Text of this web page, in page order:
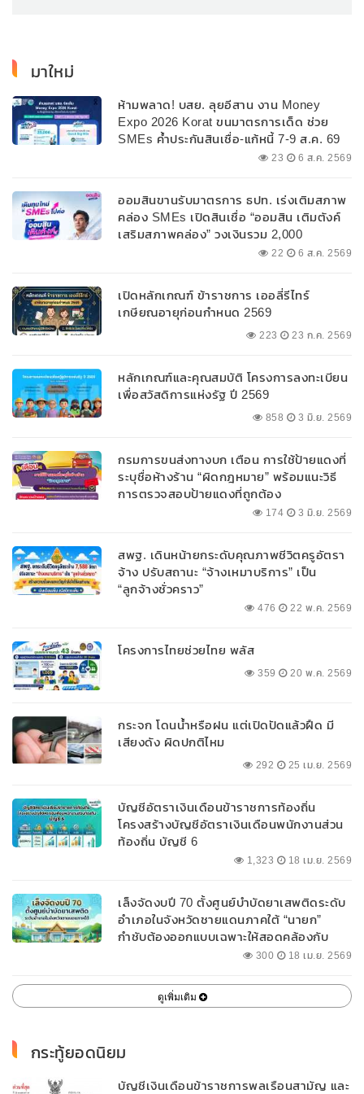
มาใหม่
ห้ามพลาด! บสย. ลุยอีสาน งาน Money
Expo 2026 Korat ขนมาตรการเด็ด ช่วย
SMEs ค้ำประกันสินเชื่อ-แก้หนี้ 7-9 ส.ค. 69
23 6 ส.ค. 2569
ออมสินขานรับมาตรการ ธปท. เร่งเติมสภาพ
คล่อง SMEs เปิดสินเชื่อ “ออมสิน เติมตังค์
เสริมสภาพคล่อง” วงเงินรวม 2,000
ลบ.สนับสนุนเงินทุนหมุนเวียนวงเงินกู้สูงสุด
22 6 ส.ค. 2569
เปิดหลักเกณฑ์ ข้าราชการ เออลี่รีไทร์
เกษียณอายุก่อนกำหนด 2569
223 23 ก.ค. 2569
หลักเกณฑ์และคุณสมบัติ โครงการลงทะเบียน
เพื่อสวัสดิการแห่งรัฐ ปี 2569
858 3 มิ.ย. 2569
กรมการขนส่งทางบก เตือน การใช้ป้ายแดงที่
ระบุชื่อห้างร้าน “ผิดกฎหมาย” พร้อมแนะวิธี
การตรวจสอบป้ายแดงที่ถูกต้อง
174 3 มิ.ย. 2569
สพฐ. เดินหน้ายกระดับคุณภาพชีวิตครูอัตรา
จ้าง ปรับสถานะ “จ้างเหมาบริการ” เป็น
“ลูกจ้างชั่วคราว”
476 22 พ.ค. 2569
โครงการไทยช่วยไทย พลัส
359 20 พ.ค. 2569
กระจก โดนน้ำหรือฝน แต่เปิดปัดแล้วฝืด มี
เสียงดัง ผิดปกติไหม
292 25 เม.ย. 2569
บัญชีอัตราเงินเดือนข้าราชการท้องถิ่น
โครงสร้างบัญชีอัตราเงินเดือนพนักงานส่วน
ท้องถิ่น บัญชี 6
1,323 18 เม.ย. 2569
เล็งจัดงบปี 70 ตั้งศูนย์บำบัดยาเสพติดระดับ
อำเภอในจังหวัดชายแดนภาคใต้ “นายก”
กำชับต้องออกแบบเฉพาะให้สอดคล้องกับ
300 18 เม.ย. 2569
ดูเพิ่มเติม
กระทู้ยอดนิยม
บัญชีเงินเดือนข้าราชการพลเรือนสามัญ และ